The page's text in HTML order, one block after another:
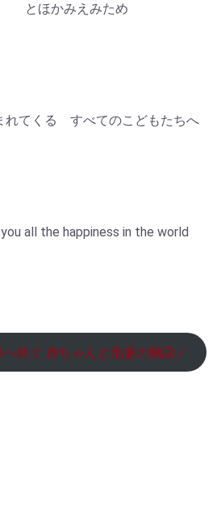
とほかみえみため
れてくる すべてのこどもたちへ
all the happiness in the world
へ紡ぐ 赤ちゃんと泡盛の物語／